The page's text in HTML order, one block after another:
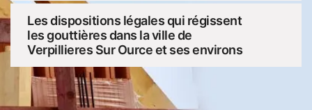
Les dispositions légales qui régissent
les gouttières dans la ville de
Verpillieres Sur Ource et ses environs